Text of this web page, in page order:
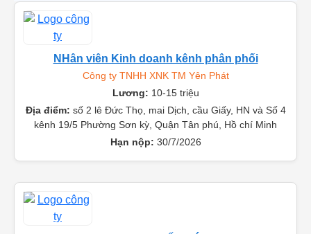
NHân viên Kinh doanh kênh phân phối
Công ty TNHH XNK TM Yên Phát
Lương: 10-15 triệu
Địa điểm:số 2 lê Đức Thọ, mai Dịch, cầu Giấy, HN và Số 4
kênh 19/5 Phường Sơn kỳ, Quận Tân phú, Hồ chí Minh
Hạn nộp:30/7/2026